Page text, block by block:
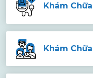
Khám
Khám